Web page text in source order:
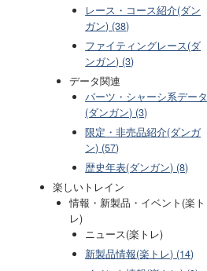
レース・コース紹介(ダン
ガン) (38)
ファイティングレース(ダ
ンガン) (3)
データ関連
パーツ・シャーシ系データ
(ダンガン) (3)
限定・非売品紹介(ダンガ
ン) (57)
歴史年表(ダンガン) (8)
楽しいトレイン
情報・新製品・イベント(楽ト
レ)
ニュース(楽トレ)
新製品情報(楽トレ) (14)